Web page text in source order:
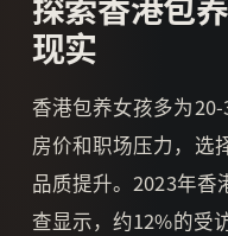
现实
香港包养女孩多为
房价和职场压力，选
品质提升。2023年香
查显示，约12%的受